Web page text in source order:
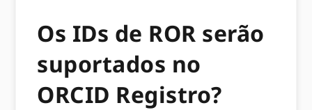
Os IDs de ROR serão
suportados no
ORCID Registro?